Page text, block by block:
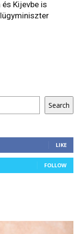
Kijevbe is
Search
LIKE
FOLLOW